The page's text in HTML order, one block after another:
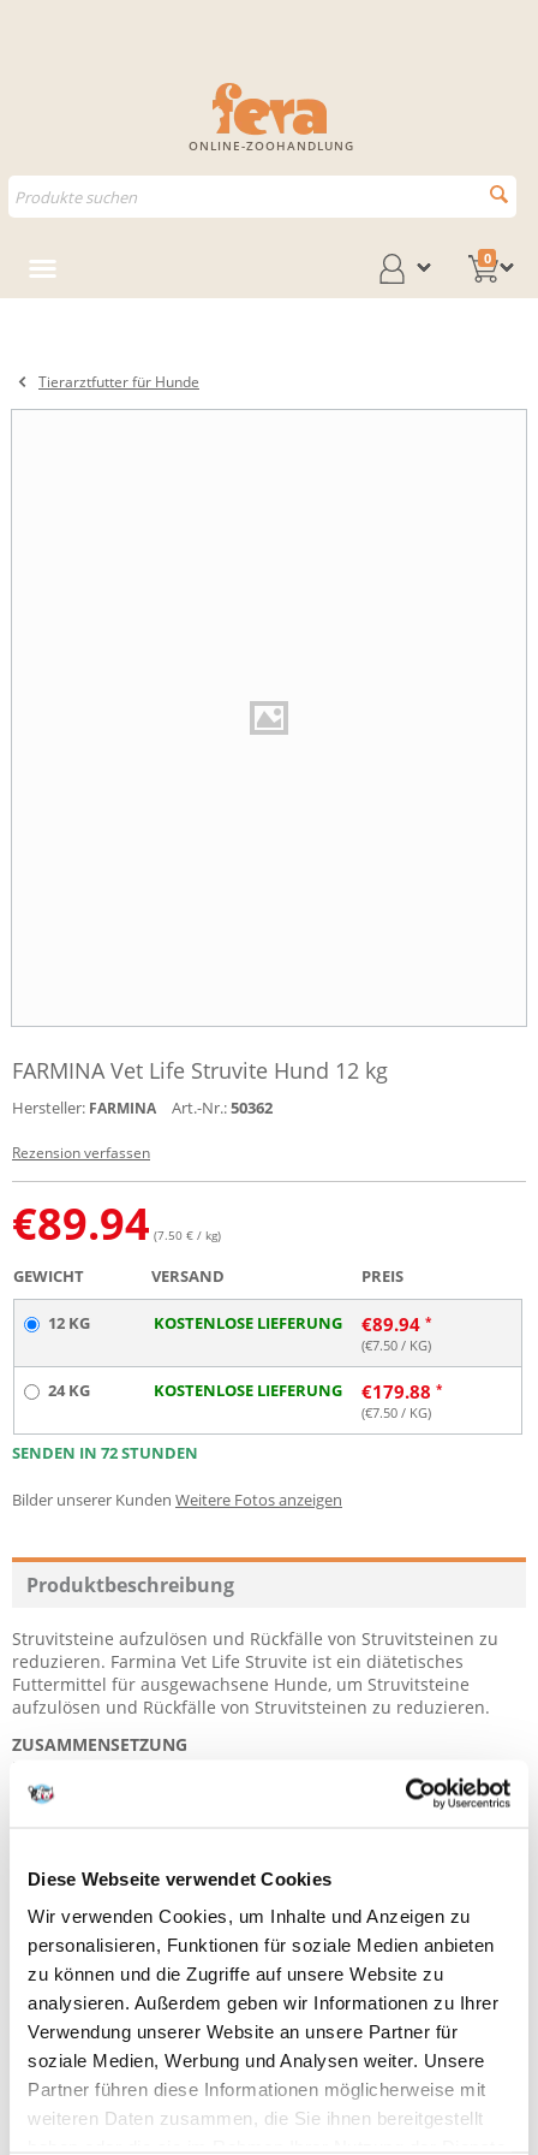
Diese Webseite verwendet Cookies
Wir verwenden Cookies, um Inhalte und Anzeigen zu
personalisieren, Funktionen für soziale Medien anbieten
zu können und die Zugriffe auf unsere Website zu
analysieren. Außerdem geben wir Informationen zu Ihrer
Verwendung unserer Website an unsere Partner für
soziale Medien, Werbung und Analysen weiter. Unsere
Partner führen diese Informationen möglicherweise mit
weiteren Daten zusammen, die Sie ihnen bereitgestellt
ONLINE-ZOOHANDLUNG
0
Tierarztfutter für Hunde
FARMINA Vet Life Struvite Hund 12 kg
Hersteller: FARMINA Art.-Nr.:50362
Rezension verfassen
€89.94 (7.50 € / kg)
GEWICHT VERSAND PREIS
12 KG KOSTENLOSE LIEFERUNG €89.94
(€7.50 / KG)
24 KG KOSTENLOSE LIEFERUNG €179.88
(€7.50 / KG)
SENDEN IN 72 STUNDEN
Bilder unserer Kunden Weitere Fotos anzeigen
Produktbeschreibung
Struvitsteine aufzulösen und Rückfälle von Struvitsteinen zu
reduzieren. Farmina Vet Life Struvite ist ein diätetisches
Futtermittel für ausgewachsene Hunde, um Struvitsteine
aufzulösen und Rückfälle von Struvitsteinen zu reduzieren.
ZUSAMMENSETZUNG
Reis, dehydriertes Hühnerprotein, tierisches Fett, Kartoffel,
Hafer, Trockenvollei, Leinsamen, hydrolysierte tierische
Harnsäuerungsmittel: Calciumsulfat- Dihydrat (5g/kg).
INHALTSSTOFFE UND NÄHRWERTE
ZUSATZSTOFFE PRO KG
Ernährungsphysiologische Zusatzstoffe: Vitamin A: 15.000IE;
Vitamin D3: 600IE; Vitamin E: 600mg; Vitamin C: 150mg;
Nicotinsäure: 38mg; Pantothensäure: 15mg; Vitamin B2: 7,5mg;
Vitamin B6: 6mg; Vitamin B1: 4,5mg; Vitamin H: 0,4mg; Folsäure:
0,45mg; Vitamin B12: 0,06mg; Cholin (als Cholinchlorid):
2.000mg; Beta-Carotin: 1,5mg; Zinkchelat des Hydroxyanalogs
von Methionin: 970mg; Manganchelat des Hydroxyanalogs von